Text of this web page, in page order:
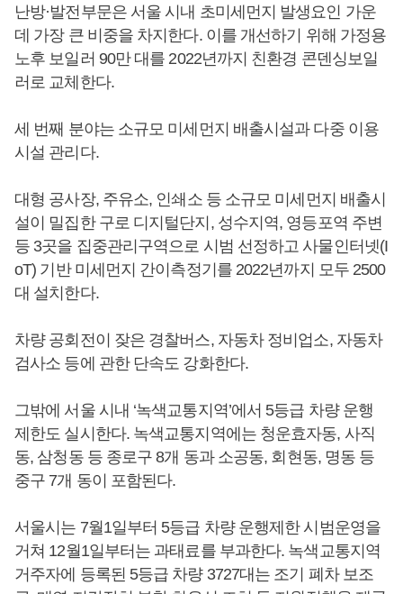
난방·발전부문은 서울 시내 초미세먼지 발생요인 가운
데 가장 큰 비중을 차지한다. 이를 개선하기 위해 가정용
노후 보일러 90만 대를 2022년까지 친환경 콘덴싱보일
러로 교체한다.
세 번째 분야는 소규모 미세먼지 배출시설과 다중 이용
시설 관리다.
대형 공사장, 주유소, 인쇄소 등 소규모 미세먼지 배출시
설이 밀집한 구로 디지털단지, 성수지역, 영등포역 주변
등 3곳을 집중관리구역으로 시범 선정하고 사물인터넷(I
oT) 기반 미세먼지 간이측정기를 2022년까지 모두 2500
대 설치한다.
차량 공회전이 잦은 경찰버스, 자동차 정비업소, 자동차
검사소 등에 관한 단속도 강화한다.
그밖에 서울 시내 ‘녹색교통지역’에서 5등급 차량 운행
제한도 실시한다. 녹색교통지역에는 청운효자동, 사직
동, 삼청동 등 종로구 8개 동과 소공동, 회현동, 명동 등
중구 7개 동이 포함된다.
서울시는 7월1일부터 5등급 차량 운행제한 시범운영을
거쳐 12월1일부터는 과태료를 부과한다. 녹색교통지역
거주자에 등록된 5등급 차량 3727대는 조기 폐차 보조